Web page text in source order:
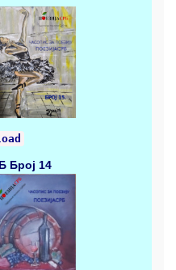
Број 14